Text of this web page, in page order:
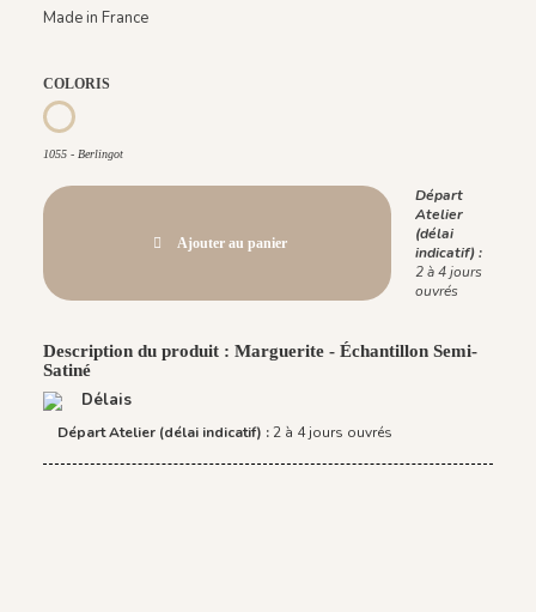
Made in France
COLORIS
1055 - Berlingot
1055 - Berlingot
Ajouter au panier
Départ
Atelier
(délai
indicatif) :
2 à 4 jours
ouvrés
Description du produit : Marguerite - Échantillon Semi-
Satiné
Délais
Départ Atelier (délai indicatif) :2 à 4 jours ouvrés